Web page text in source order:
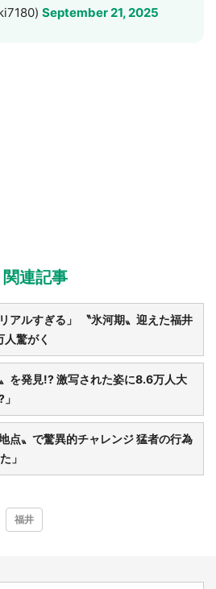
September 21, 2025
関連記事
アルすぎる」 〝氷河期〟迎えた福井
驚がく
を発見!? 激写された姿に8.6万人大
点〟で驚異的チャレンジ 猛者の行為
」
福井